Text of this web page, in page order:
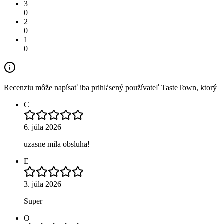
3
0
2
0
1
0
Recenziu môže napísať iba prihlásený používateľ TasteTown,
C
6. júla 2026
uzasne mila obsluha!
E
3. júla 2026
Super
O